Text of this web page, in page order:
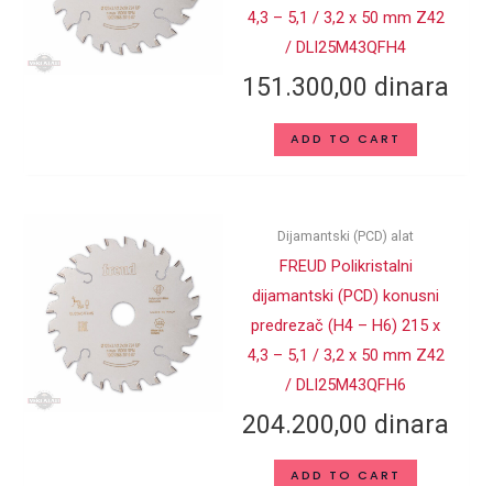
4,3 – 5,1 / 3,2 x 50 mm Z42
/ DLI25M43QFH4
151.300,00 dinara
ADD TO CART
Dijamantski (PCD) alat
FREUD Polikristalni
dijamantski (PCD) konusni
predrezač (H4 – H6) 215 x
4,3 – 5,1 / 3,2 x 50 mm Z42
/ DLI25M43QFH6
204.200,00 dinara
ADD TO CART